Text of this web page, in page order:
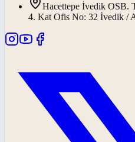
Hacettepe İvedik OSB.
4. Kat Ofis No: 32 İvedik /